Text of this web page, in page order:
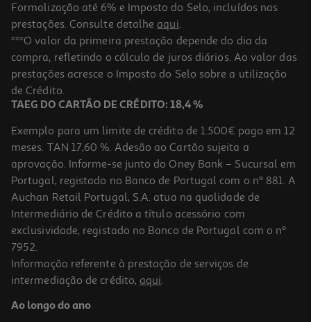
Formalização até 6% e Imposto do Selo, incluídos nas
prestações. Consulte detalhe aqui.
***O valor da primeira prestação depende do dia da
compra, refletindo o cálculo de juros diários. Ao valor das
prestações acresce o Imposto do Selo sobre a utilização
de Crédito.
TAEG DO CARTÃO DE CRÉDITO: 18,4 %
Exemplo para um limite de crédito de 1.500€ pago em 12
meses. TAN 17,60 %. Adesão ao Cartão sujeita a
aprovação. Informe-se junto do Oney Bank – Sucursal em
Portugal, registado no Banco de Portugal com o nº 881. A
Auchan Retail Portugal, S.A. atua na qualidade de
Intermediário de Crédito a título acessório com
exclusividade, registado no Banco de Portugal com o nº
7952.
Informação referente à prestação de serviços de
intermediação de crédito, aqui.
Ao longo do ano